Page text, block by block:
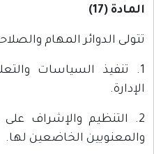
المادة (17)
تتولى الدوائر المهام
1. تنفيذ السياسات
الإدارة.
2. التنظيم والإشراف
والمعنويين الخاضعين لها.